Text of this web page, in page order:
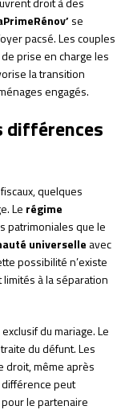
se
pacsé. Les couples
prise en charge les
la transition
engagés.
différences
quelques
Le régime
patrimoniales que le
universelle avec
possibilité n’existe
à la séparation
du mariage. Le
du défunt. Les
droit, même après
peut
le partenaire